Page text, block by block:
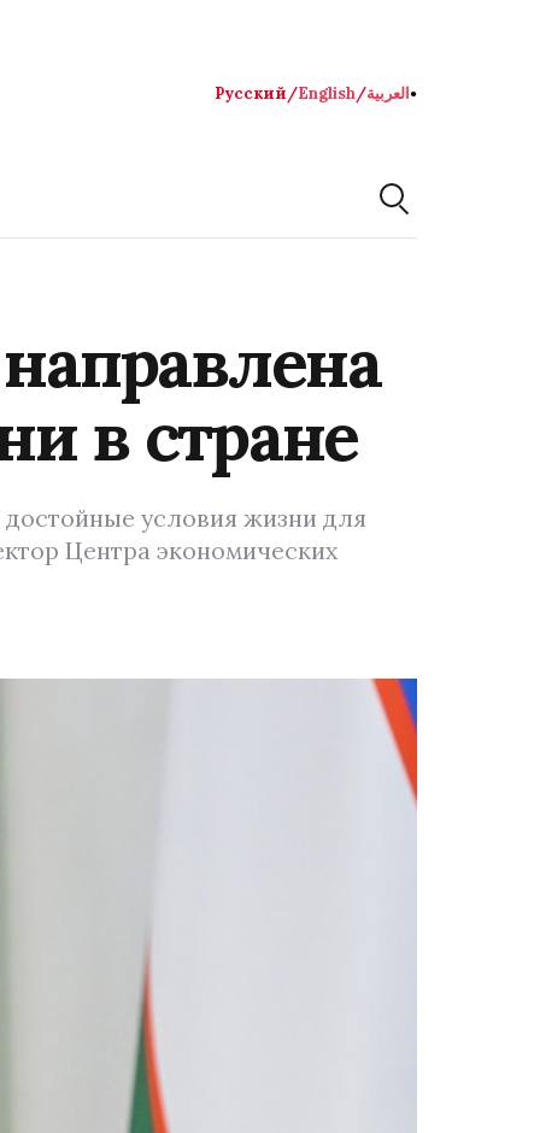
Русский/English/العربية●
в стране
условия жизни для
Центра экономических